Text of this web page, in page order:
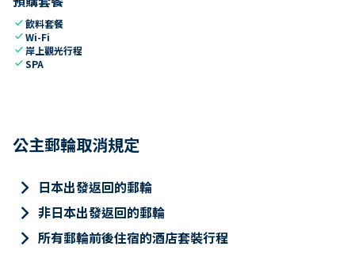
check飲料套餐
checkWi-Fi
check 岸上觀光行程
checkSPA
公主郵輪取消規定
keyboard_arrow_right 日本出發返回的郵輪
keyboard_arrow_right 非日本出發返回的郵輪
keyboard_arrow_right 所有郵輪前後住宿的酒店套裝行程